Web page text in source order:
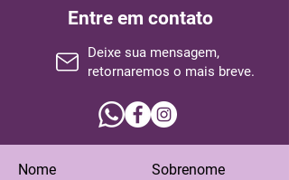
Entre em contato
Deixe sua mensagem,
retornaremos o mais breve.
Nome Sobrenome